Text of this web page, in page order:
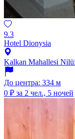
9.3
Hotel Dionysia
Kalkan Mahallesi
До центра: 334 м
0 ₽ за 2 чел., 5 ночей